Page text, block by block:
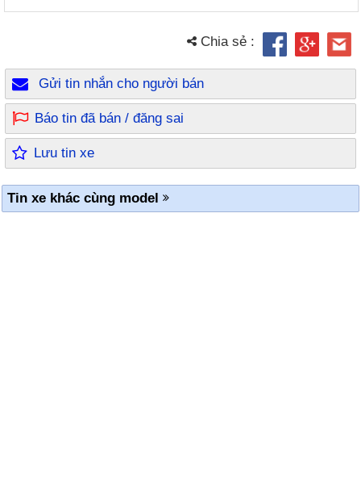
Chia sẻ :
Gửi tin nhắn cho người bán
Báo tin đã bán / đăng sai
Lưu tin xe
Tin xe khác cùng model